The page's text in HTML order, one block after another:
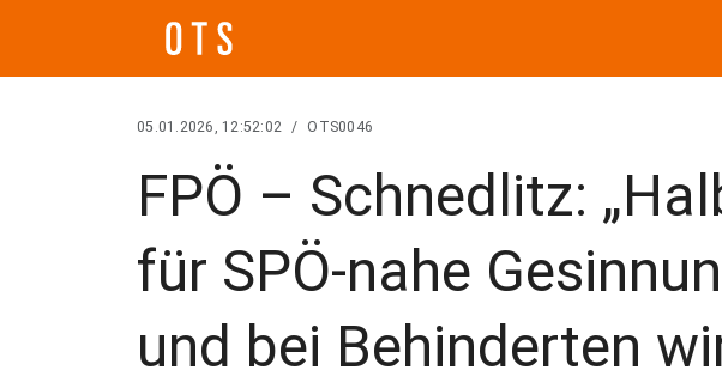
05.01.2026, 12:52:02 / OTS0046
FPÖ – Schnedlitz:
für SPÖ-nahe
und bei Behinderten